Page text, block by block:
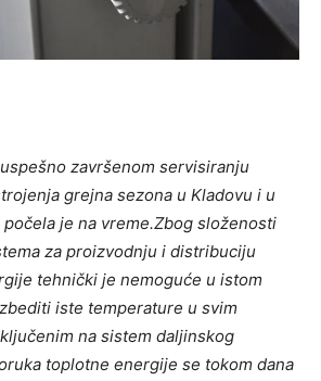
završenom servisiranju
grejna sezona u Kladovu i u
je na vreme.Zbog složenosti
za proizvodnju i distribuciju
tehnički je nemoguće u istom
iste temperature u svim
na sistem daljinskog
toplotne energije se tokom dana